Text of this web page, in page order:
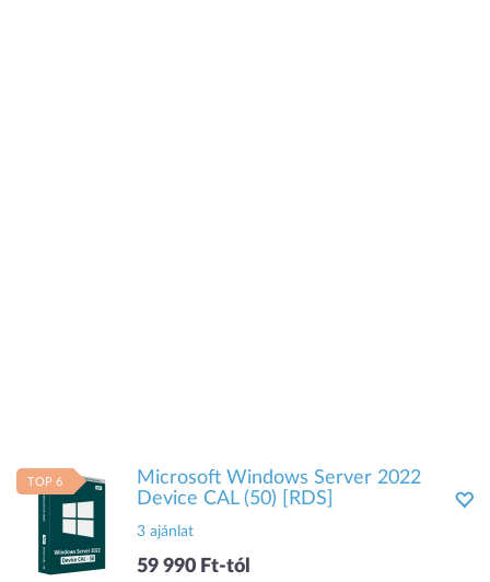
TOP 6
Microsoft Windows Server 2022
Device CAL (50) [RDS]
3 ajánlat
59 990 Ft-tól